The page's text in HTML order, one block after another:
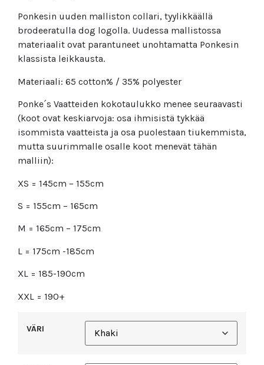
Ponkesin uuden malliston collari, tyylikkäällä
brodeeratulla dog logolla. Uudessa mallistossa
materiaalit ovat parantuneet unohtamatta Ponkesin
klassista leikkausta.
Materiaali: 65 cotton% / 35% polyester
Ponke´s Vaatteiden kokotaulukko menee seuraavasti
(koot ovat keskiarvoja: osa ihmisistä tykkää
isommista vaatteista ja osa puolestaan tiukemmista,
mutta suurimmalle osalle koot menevät tähän
malliin):
XS = 145cm – 155cm
S = 155cm – 165cm
M = 165cm – 175cm
L = 175cm -185cm
XL = 185-190cm
XXL = 190+
VÄRI